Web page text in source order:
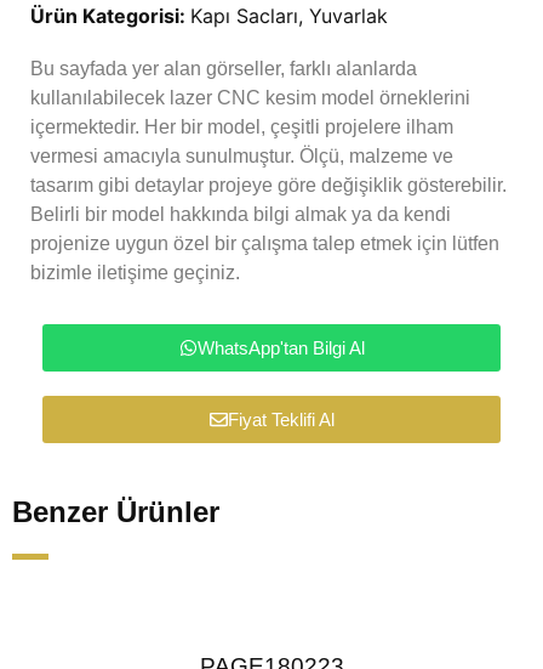
Ürün Kategorisi: Kapı Sacları, Yuvarlak
Bu sayfada yer alan görseller, farklı alanlarda
kullanılabilecek lazer CNC kesim model örneklerini
içermektedir. Her bir model, çeşitli projelere ilham
vermesi amacıyla sunulmuştur. Ölçü, malzeme ve
tasarım gibi detaylar projeye göre değişiklik gösterebilir.
Belirli bir model hakkında bilgi almak ya da kendi
projenize uygun özel bir çalışma talep etmek için lütfen
bizimle iletişime geçiniz.
WhatsApp'tan Bilgi Al
Fiyat Teklifi Al
Benzer Ürünler